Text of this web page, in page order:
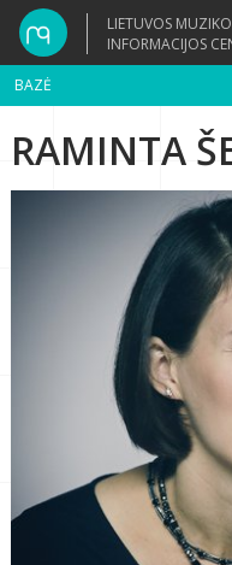
LIETUVOS
INFORMACIJOS
BAZĖ
RAMINTA